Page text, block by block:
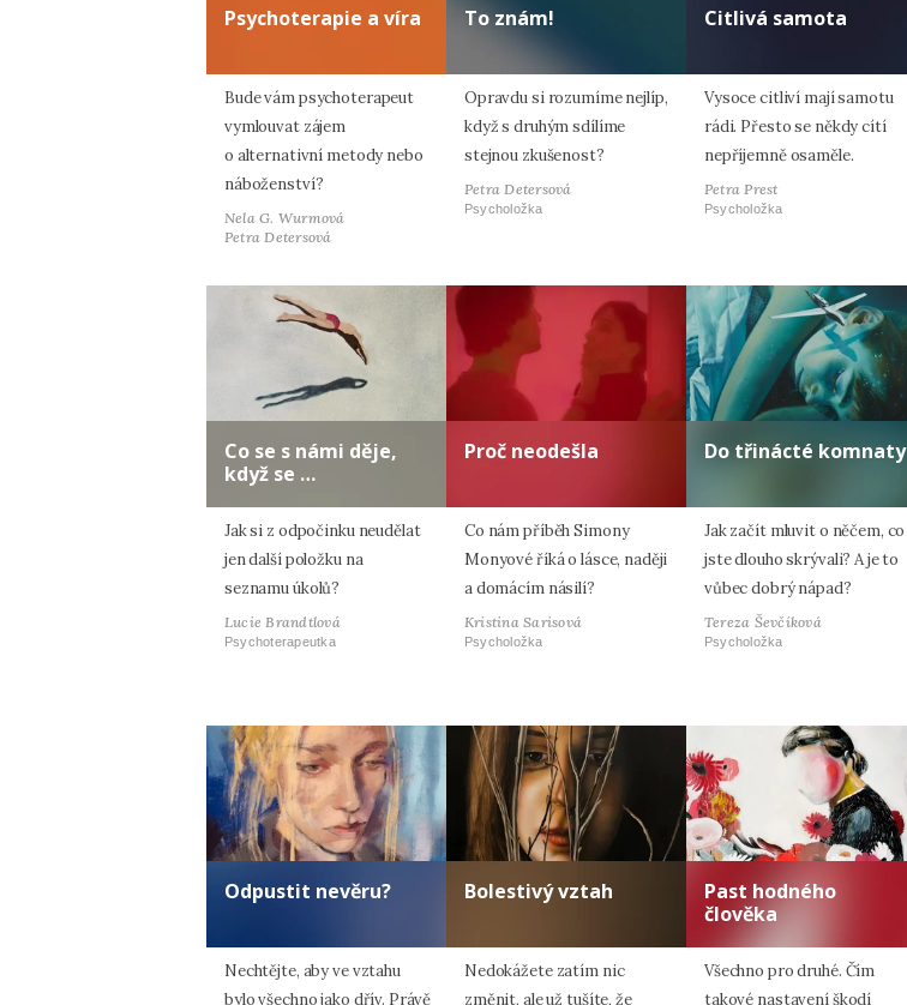
Psychoterapie a víra
Bude vám psychoterapeut
vymlouvat zájem
o alternativní metody nebo
náboženství?
Nela G. Wurmová
Petra Detersová
To znám!
Opravdu si rozumíme nejlíp,
když s druhým sdílíme
stejnou zkušenost?
Petra Detersová
Psycholožka
Citlivá samota
Vysoce citliví mají samotu
rádi. Přesto se někdy cítí
nepříjemně osaměle.
Petra Prest
Psycholožka
Co se s námi děje,
když se …
Jak si z odpočinku neudělat
jen další položku na
seznamu úkolů?
Lucie Brandtlová
Psychoterapeutka
Proč neodešla
Co nám příběh Simony
Monyové říká o lásce, naději
a domácím násilí?
Kristina Sarisová
Psycholožka
Do třinácté komnaty
Jak začít mluvit o něčem, co
jste dlouho skrývali? A je to
vůbec dobrý nápad?
Tereza Ševčíková
Psycholožka
Odpustit nevěru?
Nechtějte, aby ve vztahu
bylo všechno jako dřív. Právě
Bolestivý vztah
Nedokážete zatím nic
změnit, ale už tušíte, že
Past hodného
člověka
Všechno pro druhé. Čím
takové nastavení škodí